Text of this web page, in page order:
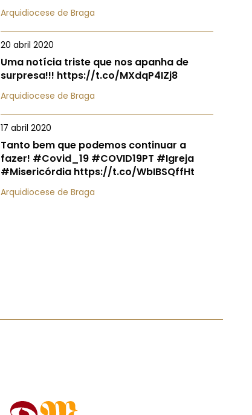
Arquidiocese de Braga
20 abril 2020
Uma notícia triste que nos apanha de
surpresa!!! https://t.co/MXdqP4IZj8
Arquidiocese de Braga
17 abril 2020
Tanto bem que podemos continuar a
fazer! #Covid_19 #COVID19PT #Igreja
#Misericórdia https://t.co/WbIBSQffHt
Arquidiocese de Braga